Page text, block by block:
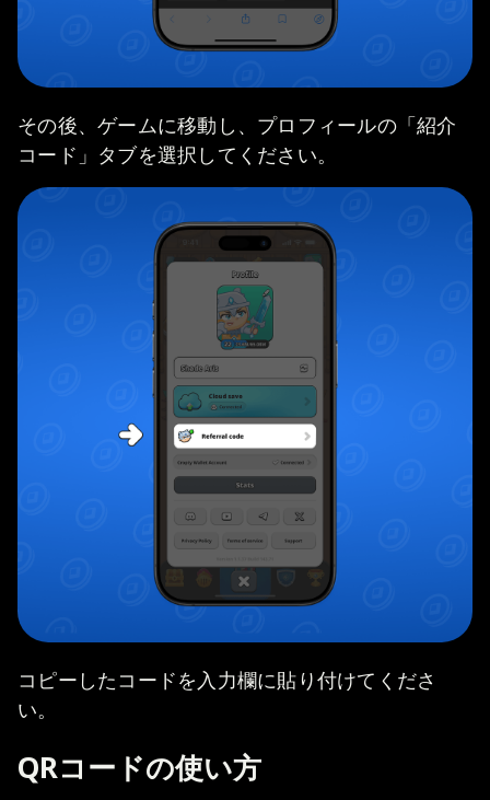
その後、ゲームに移動し、プロフィールの「紹介
コード」タブを選択してください。
コピーしたコードを入力欄に貼り付けてくださ
い。
QRコードの使い方